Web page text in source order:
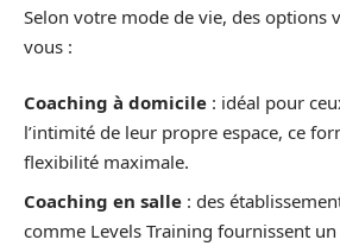
Selon votre mode de vie, des options
vous :
Coaching à domicile : idéal pour
l’intimité de leur propre espace, ce
flexibilité maximale.
Coaching en salle : des
comme Levels Training fournissent